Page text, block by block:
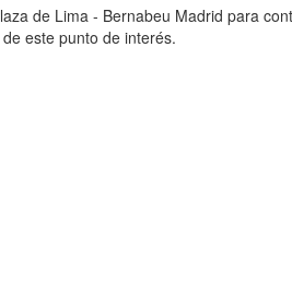
de Lima - Bernabeu Madrid para
este punto de interés.